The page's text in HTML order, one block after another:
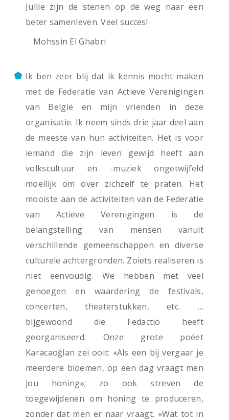
Jullie zijn de stenen op de weg naar een
beter samenleven. Veel succes!
Mohssin El Ghabri
Ik ben zeer blij dat ik kennis mocht maken
met de Federatie van Actieve Verenigingen
van België en mijn vrienden in deze
organisatie. Ik neem sinds drie jaar deel aan
de meeste van hun activiteiten. Het is voor
iemand die zijn leven gewijd heeft aan
volkscultuur en -muziek ongetwijfeld
moeilijk om over zichzelf te praten. Het
mooiste aan de activiteiten van de Federatie
van Actieve Verenigingen is de
belangstelling van mensen vanuit
verschillende gemeenschappen en diverse
culturele achtergronden. Zoiets realiseren is
niet eenvoudig. We hebben met veel
genoegen en waardering de festivals,
concerten, theaterstukken, etc. …
bijgewoond die Fedactio heeft
georganiseerd. Onze grote poëet
Karacaoğlan zei ooit: «Als een bij vergaar je
meerdere bloemen, op een dag vraagt men
jou honing»; zo ook streven de
toegewijdenen om honing te produceren,
zonder dat men er naar vraagt. «Wat tot in